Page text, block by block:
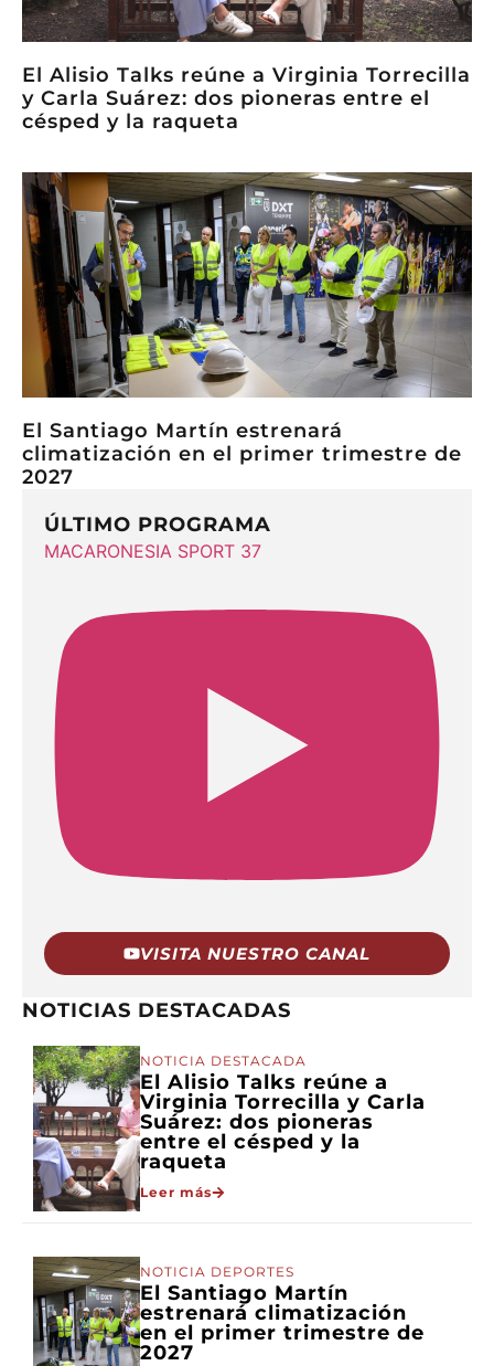
El Alisio Talks reúne a Virginia Torrecilla
y Carla Suárez: dos pioneras entre el
césped y la raqueta
El Santiago Martín estrenará
climatización en el primer trimestre de
2027
ÚLTIMO PROGRAMA
MACARONESIA SPORT 37
VISITA NUESTRO CANAL
NOTICIAS DESTACADAS
NOTICIA DESTACADA
El Alisio Talks reúne a
Virginia Torrecilla y Carla
Suárez: dos pioneras
entre el césped y la
raqueta
Leer más
NOTICIA DEPORTES
El Santiago Martín
estrenará climatización
en el primer trimestre de
2027